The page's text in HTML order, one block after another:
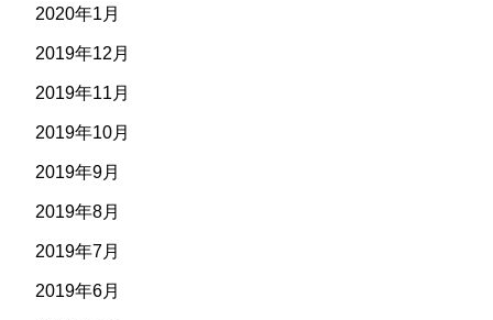
2020年1月
2019年12月
2019年11月
2019年10月
2019年9月
2019年8月
2019年7月
2019年6月